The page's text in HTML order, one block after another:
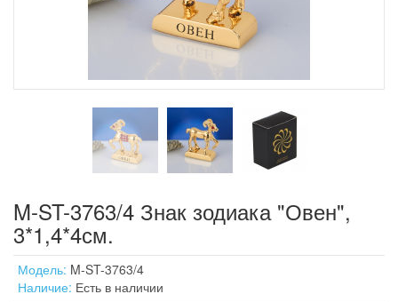
M-ST-3763/4 Знак зодиака "Овен",
3*1,4*4см.
Модель: M-ST-3763/4
Наличие: Есть в наличии